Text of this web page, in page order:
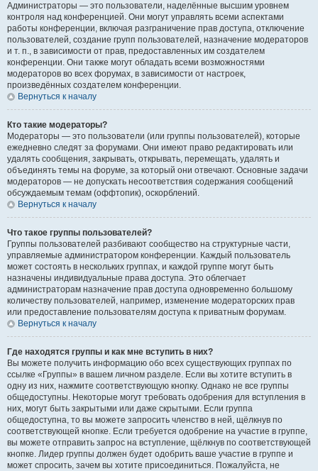
Администраторы — это пользователи, наделённые высшим уровнем
контроля над конференцией. Они могут управлять всеми аспектами
работы конференции, включая разграничение прав доступа, отключение
пользователей, создание групп пользователей, назначение модераторов
и т. п., в зависимости от прав, предоставленных им создателем
конференции. Они также могут обладать всеми возможностями
модераторов во всех форумах, в зависимости от настроек,
произведённых создателем конференции.
Вернуться к началу
Кто такие модераторы?
Модераторы — это пользователи (или группы пользователей), которые
ежедневно следят за форумами. Они имеют право редактировать или
удалять сообщения, закрывать, открывать, перемещать, удалять и
объединять темы на форуме, за который они отвечают. Основные задачи
модераторов — не допускать несоответствия содержания сообщений
обсуждаемым темам (оффтопик), оскорблений.
Вернуться к началу
Что такое группы пользователей?
Группы пользователей разбивают сообщество на структурные части,
управляемые администратором конференции. Каждый пользователь
может состоять в нескольких группах, и каждой группе могут быть
назначены индивидуальные права доступа. Это облегчает
администраторам назначение прав доступа одновременно большому
количеству пользователей, например, изменение модераторских прав
или предоставление пользователям доступа к приватным форумам.
Вернуться к началу
Где находятся группы и как мне вступить в них?
Вы можете получить информацию обо всех существующих группах по
ссылке «Группы» в вашем личном разделе. Если вы хотите вступить в
одну из них, нажмите соответствующую кнопку. Однако не все группы
общедоступны. Некоторые могут требовать одобрения для вступления в
них, могут быть закрытыми или даже скрытыми. Если группа
общедоступна, то вы можете запросить членство в ней, щёлкнув по
соответствующей кнопке. Если требуется одобрение на участие в группе,
вы можете отправить запрос на вступление, щёлкнув по соответствующей
кнопке. Лидер группы должен будет одобрить ваше участие в группе и
может спросить, зачем вы хотите присоединиться. Пожалуйста, не